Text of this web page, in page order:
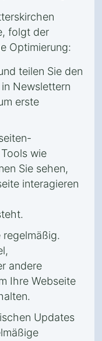
folgt der
Optimierung:
teilen Sie den
Newslettern
erste
wie
Sie sehen,
interagieren
regelmäßig.
andere
Ihre Webseite
Updates